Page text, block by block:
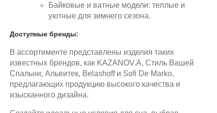
Байковые и ватные модели: теплые и
уютные для зимнего сезона.
Доступные бренды:
В ассортименте представлены изделия таких
известных брендов, как KAZANOV.A, Стиль Вашей
Спальни, Альвитек, Belashoff и Sofi De Marko,
предлагающих продукцию высокого качества и
изысканного дизайна.